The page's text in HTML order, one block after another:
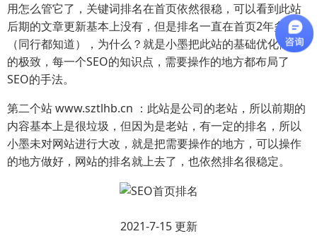
用怎么管它了，关键词排名在首页依然很稳，可以看到此站
后期的文章更新基本上没有，但是排名一直在首页2年多了
（同行都知道），为什么？就是小墨把此站的基础优化做到
的极致，每一个SEO的知识点，需要操作的地方都布局了
SEO的手法。
第二个站 www.sztlhb.cn ：此站是公司的老站，所以前期的
内容基本上是很垃圾，但因为是老站，有一定的排名，所以
小墨未对网站进行大改，就是把需要操作的地方，可以操作
的地方做好，网站的排名就上去了，也依然排名很稳定。
2021-7-15 更新